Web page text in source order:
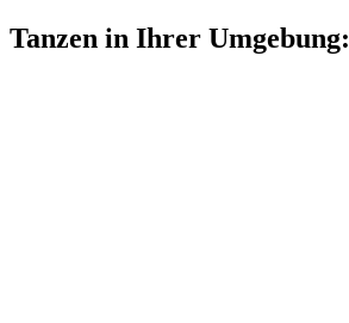
Tanzen in Ihrer Umgebung: